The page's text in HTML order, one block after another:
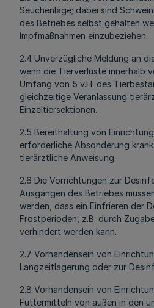
Seuchenlage; dabei sind
des Betriebes selbst gehalten
Impfmaßnahmen einzubeziehen.
2.4 Unverzügliche Meldung an
wenn die Tierverluste innerhalb
Umfang von 5 v.H. des
gleichzeitige Veranlassung
Einzeltiersektionen.
2.5 Bereithaltung von
erforderliche Absonderung
tierärztliche Anweisung.
2.6 Die Vorrichtungen zur
Ausgängen des Betriebes
werden, dass ein Einfrieren der
Frostperioden, z.B. durch
verhindert werden kann.
2.7 Vorhandensein von
Langzeitlagerung oder zur
2.8 Vorhandensein von
Futtermitteln von außen in den